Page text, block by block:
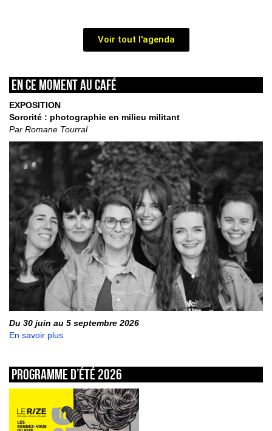
Voir tout l'agenda
En ce moment au café
EXPOSITION
Sororité : photographie en milieu militant
Par Romane Tourral
Du 30 juin au 5 septembre 2026
En savoir plus
Programme d’été 2026